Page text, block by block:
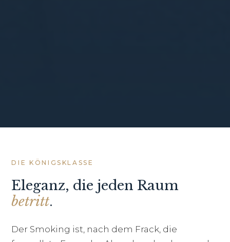
DIE KÖNIGSKLASSE
Eleganz, die jeden Raum
betritt.
Der Smoking ist, nach dem Frack, die